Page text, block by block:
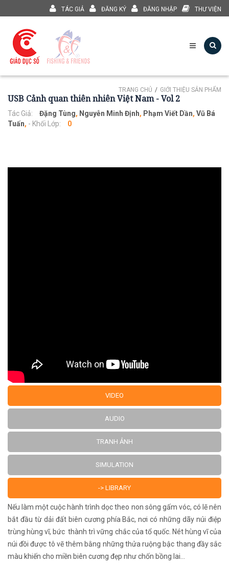
TÁC GIẢ ĐĂNG KÝ ĐĂNG NHẬP THƯ VIỆN
TRANG CHỦ GIỚI THIỆU SẢN PHẨM
USB Cảnh quan thiên nhiên Việt Nam - Vol 2
Tác Giả: Đặng Tùng, Nguyễn Minh Định, Phạm Viết Dần, Vũ Bá
Tuấn, - Khối Lớp: 0
VIDEO
AUDIO
TRANH ẢNH
SIMULATION
-> LIBRARY
Nếu làm một cuộc hành trình dọc theo non sông gấm vóc, có lẽ nên
bắt đầu từ dải đất biên cương phía Bắc, nơi có những dãy núi điệp
trùng hùng vĩ, bức thành trì vững chắc của tổ quốc. Nét hùng vĩ của
núi đồi được tô vẽ thêm bằng những thửa ruộng bậc thang đầy sắc
màu khiến cho miền biên cương đẹp như chốn bồng lai…